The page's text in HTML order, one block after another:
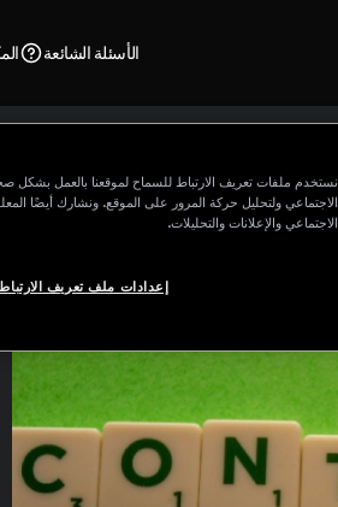
الأسئلة الشائعة
نستخدم ملفات تعريف الارتباط للسماح لموقعنا بالعمل بشكل
الاجتماعي ولتحليل حركة المرور على الموقع. ونشارك أيضًا
الاجتماعي والإعلانات والتحليلات.
إعدادات ملف تعريف